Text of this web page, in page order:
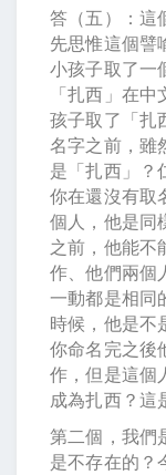
答（五）：這
先思惟這個譬
小孩子取了一
「扎西」在
孩子取了「扎
名字之前，雖
是「扎西」？
你在還沒有取
個人，他是同
之前，他能不
作、他們兩個
一動都是相同
時候，他是不
你命名完之後
作，但是這個
成為扎西？這
第二個，我們
是不存在的？